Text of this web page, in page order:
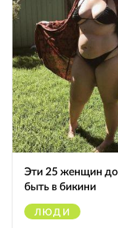
Эти 25 женщин
быть в бикини
ЛЮДИ